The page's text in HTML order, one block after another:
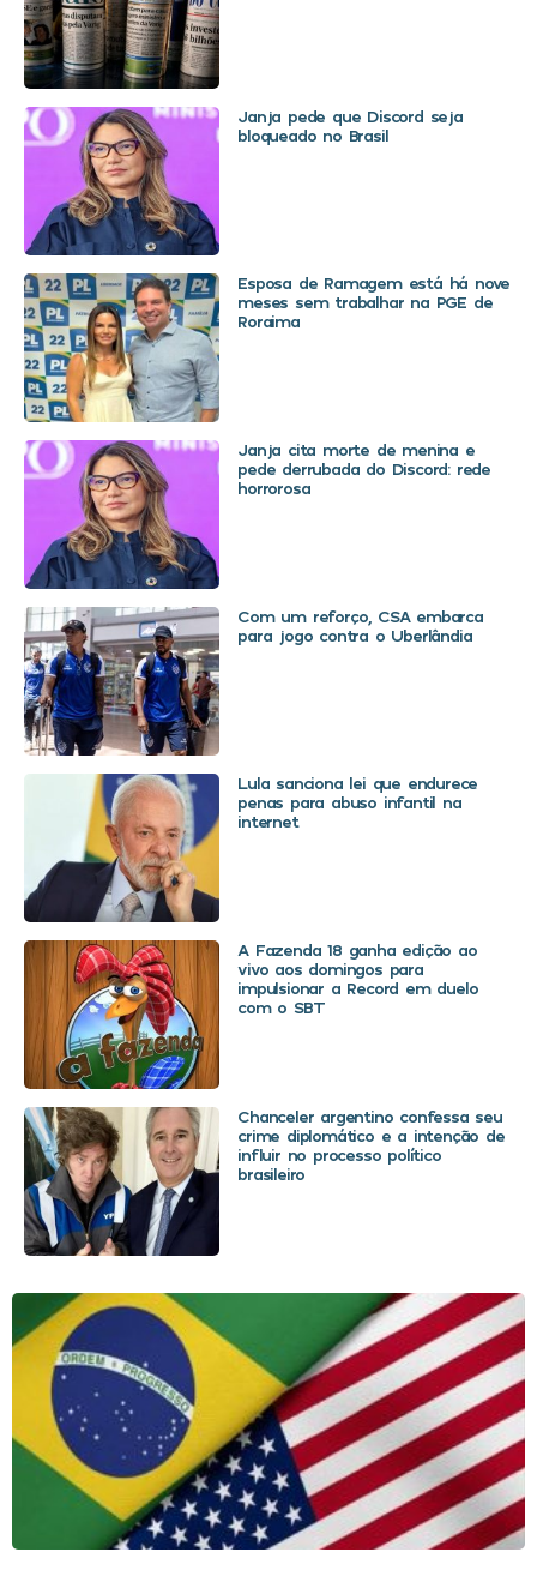
Janja pede que Discord seja
bloqueado no Brasil
Esposa de Ramagem está há nove
meses sem trabalhar na PGE de
Roraima
Janja cita morte de menina e
pede derrubada do Discord: rede
horrorosa
Com um reforço, CSA embarca
para jogo contra o Uberlândia
Lula sanciona lei que endurece
penas para abuso infantil na
internet
A Fazenda 18 ganha edição ao
vivo aos domingos para
impulsionar a Record em duelo
com o SBT
Chanceler argentino confessa seu
crime diplomático e a intenção de
influir no processo político
brasileiro